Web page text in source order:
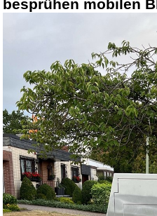
besprühen mobilen